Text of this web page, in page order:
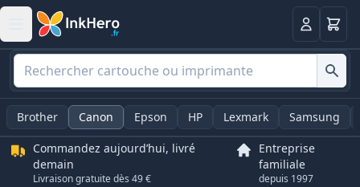
Panier
Brother Canon Epson HP Lexmark Samsung
Commandez aujourd’hui, livré
demain
Livraison gratuite dès 49 €
Entreprise
familiale
depuis 1997